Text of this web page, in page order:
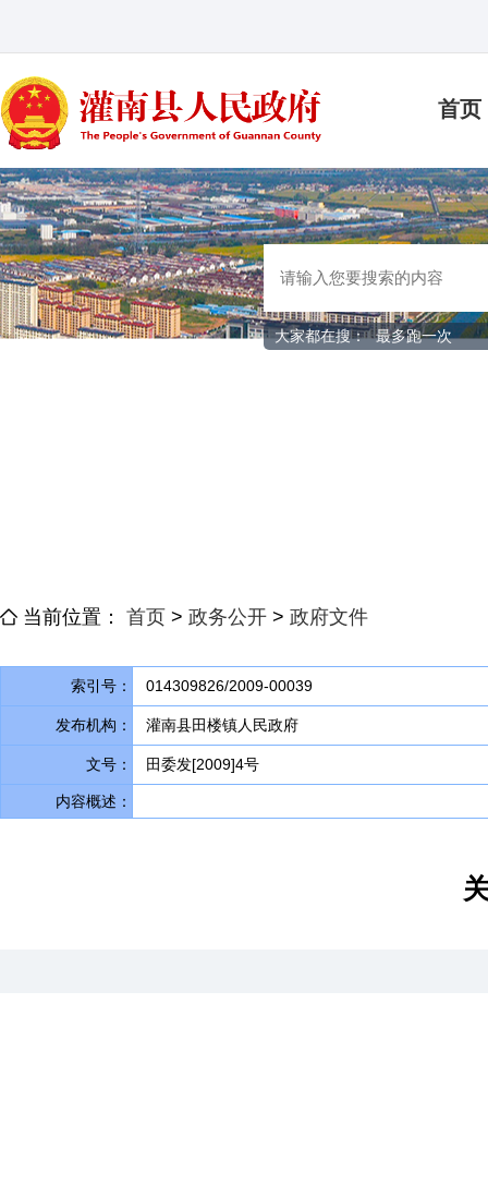
首页
大家都在搜： 最多跑一次
当前位置： 首页 > 政务公开 > 政府文件
索引号： 014309826/2009-00039
发布机构： 灌南县田楼镇人民政府
文号： 田委发[2009]4号
内容概述：